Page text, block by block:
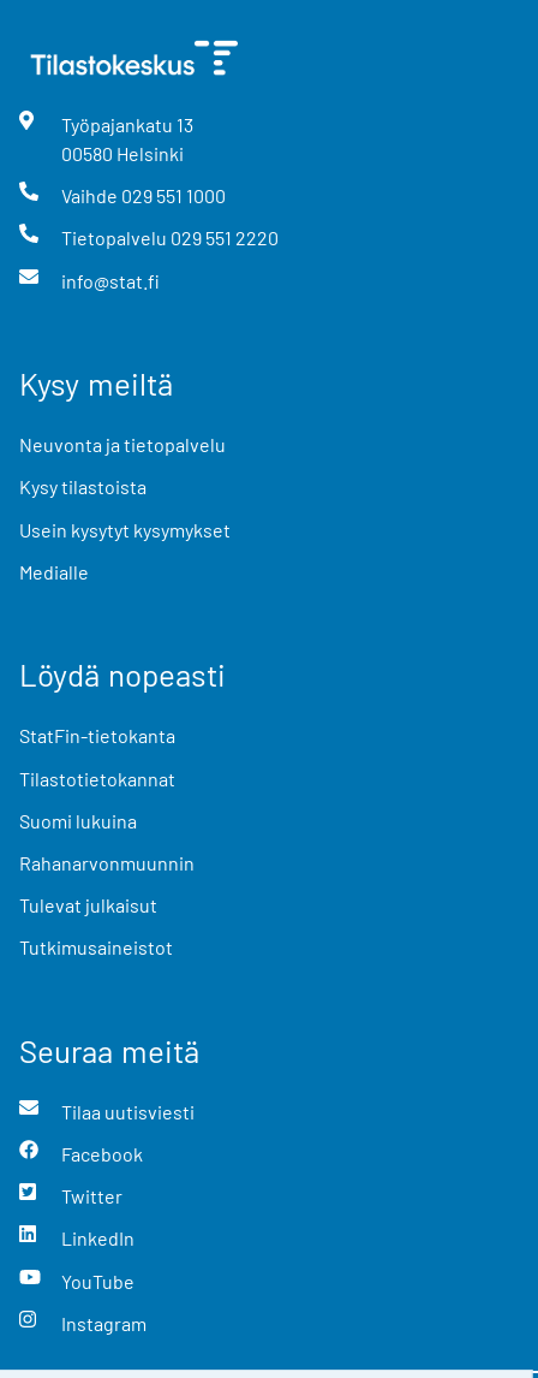
Työpajankatu 13
00580 Helsinki
Vaihde 029 551 1000
Tietopalvelu 029 551 2220
info@stat.fi
Kysy meiltä
Neuvonta ja tietopalvelu
Kysy tilastoista
Usein kysytyt kysymykset
Medialle
Löydä nopeasti
StatFin-tietokanta
Tilastotietokannat
Suomi lukuina
Rahanarvonmuunnin
Tulevat julkaisut
Tutkimusaineistot
Seuraa meitä
Tilaa uutisviesti
Facebook
Twitter
LinkedIn
YouTube
Instagram